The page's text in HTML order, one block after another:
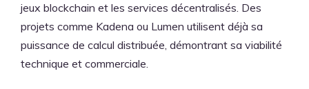
jeux blockchain et les services décentralisés. Des
projets comme Kadena ou Lumen utilisent déjà sa
puissance de calcul distribuée, démontrant sa viabilité
technique et commerciale.